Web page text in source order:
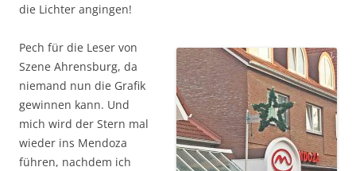
die Lichter angingen!
Pech für die Leser von
Szene Ahrensburg, da
niemand nun die Grafik
gewinnen kann. Und
mich wird der Stern mal
wieder ins Mendoza
führen, nachdem ich